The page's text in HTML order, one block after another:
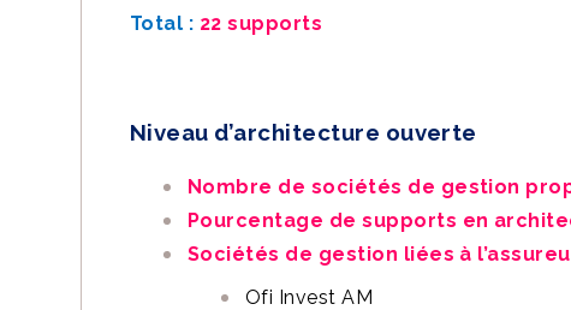
Total : 22 supports
Niveau d’architecture ouverte
Nombre de sociétés de gestion
Pourcentage de supports en
Sociétés de gestion liées à
Ofi Invest AM